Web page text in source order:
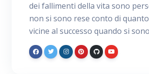
dei fallimenti della vita sono
non si sono rese conto di
vicine al successo quando si